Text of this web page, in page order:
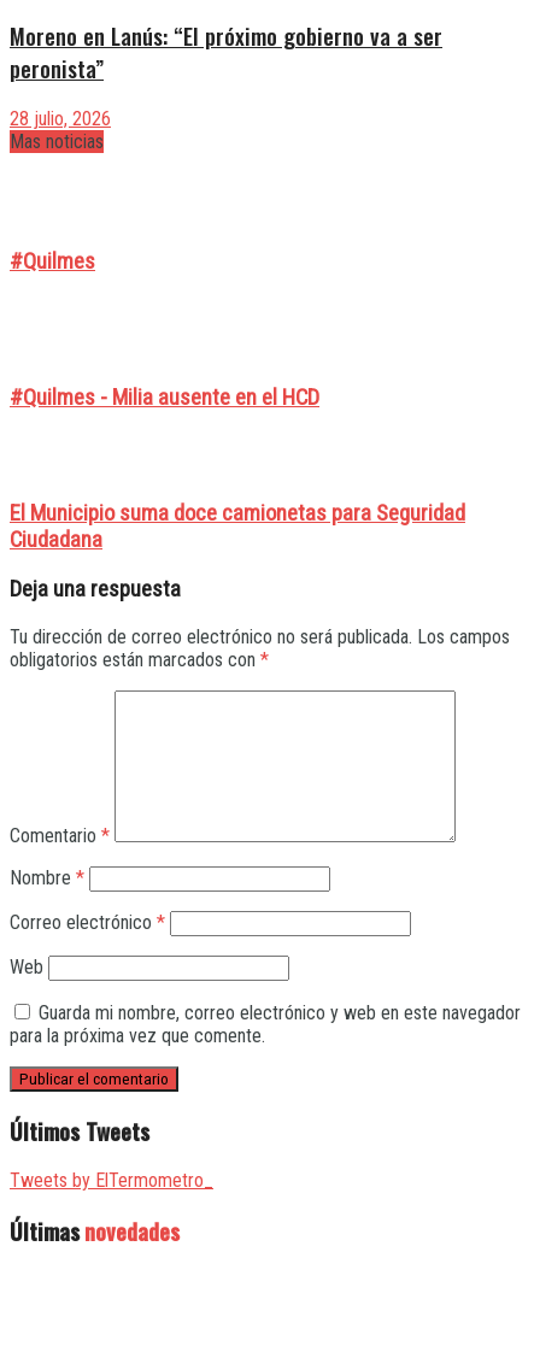
Moreno en Lanús: “El próximo gobierno va a ser
peronista”
28 julio, 2026
Mas noticias
#Quilmes
#Quilmes - Milia ausente en el HCD
El Municipio suma doce camionetas para Seguridad
Ciudadana
Deja una respuesta
Tu dirección de correo electrónico no será publicada. Los campos
obligatorios están marcados con *
Comentario *
Nombre *
Correo electrónico *
Web
Guarda mi nombre, correo electrónico y web en este navegador
para la próxima vez que comente.
Últimos Tweets
Tweets by ElTermometro_
Últimasnovedades